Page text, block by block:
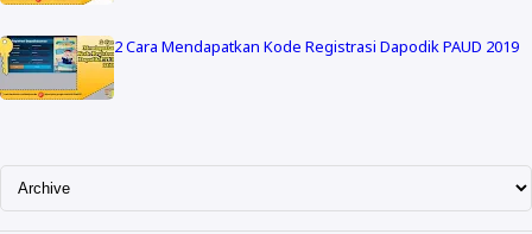
2 Cara Mendapatkan Kode Registrasi Dapodik PAUD 2019